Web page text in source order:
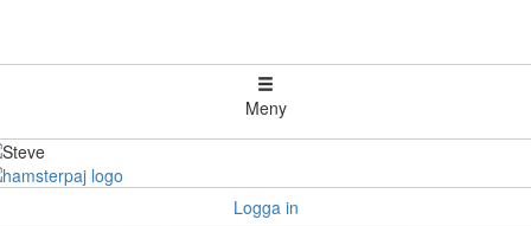
Meny
Logga in